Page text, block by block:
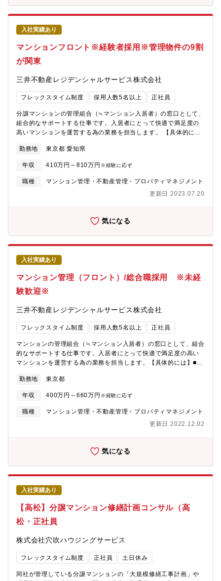
産価値の向上を追求していく必要があります。（自社での改修工
事提案や、サービス導入提案なども行っていただきます）また、
分譲マンションの共用部分は、複数の区分所有者の共同所有とな
る為、管理組合運営にあたり「合意形成」が必要となります。お
客様の意見を汲み取りながら、最適解を模索し、関係者の動きも
統括的に管理することが求められるため、ある種のプロジェクト
マネージャー的な役割を果たす必要があります。【入社後のキャ
いただきつつ、リーダー（社内呼称：支店長代理）としてメンバ
ーのマネジメントを早期に担っていただく予定です。また、事業
を推進していく上で、新たなプロジェクトの企画立案・業務改善
す。また、総合職は、全従業員の約１割と少数に該当するため、
将来的には経営に近いポジションでご活躍いただくこと期待して
います。そのためにも、異動等で幅広いご経験を積んでいただく
可能性がございます。【同社の特徴】◆マンション事業における
合）◇SUUMO AWARD 2022 【分譲マンション管理会社の
を受賞・総合評価 /修繕対応部門/コミュニティ満足度部門 （100
戸以上の部）で優秀賞を受賞・スタッフホスピタリティ部門/ 防災
り、管理員や清掃員といった現地スタッフの大半が自社雇用のス
す。経営ビジョン「LEAD NEXTYLE あしたのあたり前を、あな
ることも当社の特徴。Web理事会や無人受付などのIT技術を活用
したサービスや、次の時代のマンション管理を実践する総合ブラ
ンド「MANSION NEXTYLE」の展開を進めています。また、フ
ロント職がお客様とより多くの時間を向き合えるように、「人」
と「仕組み」の両面において、様々なバックアップ・サポートを
行っていることも特徴の一つ。特に「人」においては、工事コン
サルティング部門や会計部門、コールセンターなど、様々なプロ
フェッショナルと協働して取り組んでいただきます。【採用職
種】本ポジションにおいては総合職としての雇用を想定しており
ますが、ご志向やご経験に応じて以下専門職での採用となる場合
ト専門職）マンションフロントのスペシャリストとしてご活躍い
お住まいを考慮して決定いたします。リビングコーディネーター
職においても職級を定めており、キャリアアップを目指していた
入社実績あり
マンションフロント※経験者採用※管理物件の9割
が関東
三井不動産レジデンシャルサービス株式会社
フレックスタイム制度 採用人数5名以上 正社員
分譲マンションの管理組合（≒マンション入居者）の窓口として、
組合的なサポートする仕事です。入居者にとって快適で満足度の
高いマンションを運営する為の業務を担当します。 【具体的に
活動記録の作成など）■理事会や総会の運営サポート（スケジュー
ルの調整、運営、議案書の作成など）■設備や維持管理（設備メン
テナンスを行う専門会社とのやり取りなど）■マンション入居者向
けのイベント企画・開催■長期修繕計画の立案 ■マネジメント業
閥系マンション管理会社としては珍しい対象物件の９割以上が関
サービスが提供可能【独自の制度・環境を整えています！】◆ス
ーパーフレックス制度…コアタイムがなく、就業時間7時間30分の
うち、8時00分～19時00分の間にて自身にて設定可能な制度。
（※所属長の承認により8:00～19:00以外の勤務も可能）◆時間
単位の有給休暇…年次有給休暇の一部を時間単位で取得できます
◆フリーアドレス制…好きな席で仕事ができ、社内コミュニケー
ションも活性化させています◆モバイルＰＣ貸与…働く場所は自
由です
勤務地 東京都 愛知県
年収 410万円～810万円 ※経験に応ず
職種
マンション管理・不動産管理・プロパティマネジメント
更新日 2023.07.20
気になる
入社実績あり
マンション管理（フロント）/総合職採用 ※未経
験歓迎※
三井不動産レジデンシャルサービス株式会社
フレックスタイム制度 採用人数5名以上 正社員
マンションの管理組合（≒マンション入居者）の窓口として、組合
的なサポートする仕事です。入居者にとって快適で満足度の高い
マンションを運営する為の業務を担当します。【具体的には】■事
録の作成など）■理事会や総会の運営サポート（スケジュールの調
整、運営、議案書の作成など）■設備や維持管理（設備メンテナン
スを行う専門会社とのやり取りなど）■長期修繕計画の立案 ■マ
ネジメント業務■マンション入居者向けのイベント企画・開催【こ
を支える日常管理や、理事会・総会の運営、入居者向けのイベン
と思ってもらえる業務を担当できる魅力。お客様からの「ありが
とう」をリアルに感じられる仕事です。【独自の制度・環境を整
えています！】◆スーパーフレックス制度◆時間単位の有給休
暇…年次有給休暇の一部を時間単位で取得できます◆フリーアド
レス制…好きな席で仕事ができ、社内コミュニケーションも活性
化させています◆モバイルＰＣ貸与…働く場所は自由です【募集
背景】案件増加に伴う増員募集
勤務地 東京都
年収 400万円～660万円 ※経験に応ず
職種
マンション管理・不動産管理・プロパティマネジメント
更新日 2022.12.02
気になる
入社実績あり
【高松】分譲マンション修繕計画コンサル（高
松・正社員
株式会社穴吹ハウジングサービス
フレックスタイム制度 正社員 土日休み
同社が管理している分譲マンションの「大規模修繕工事計画」や